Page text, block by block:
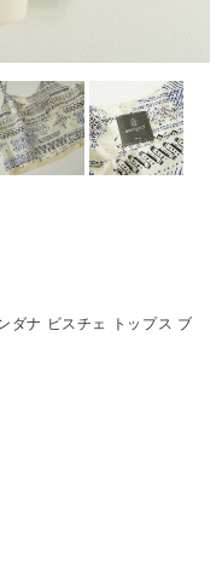
ダナ ビスチェ トップス ブ